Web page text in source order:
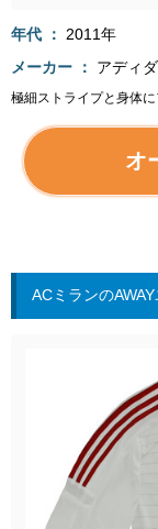
年代
2011年
メーカー
アディ
極細ストライプと身体
オ
ACミランの